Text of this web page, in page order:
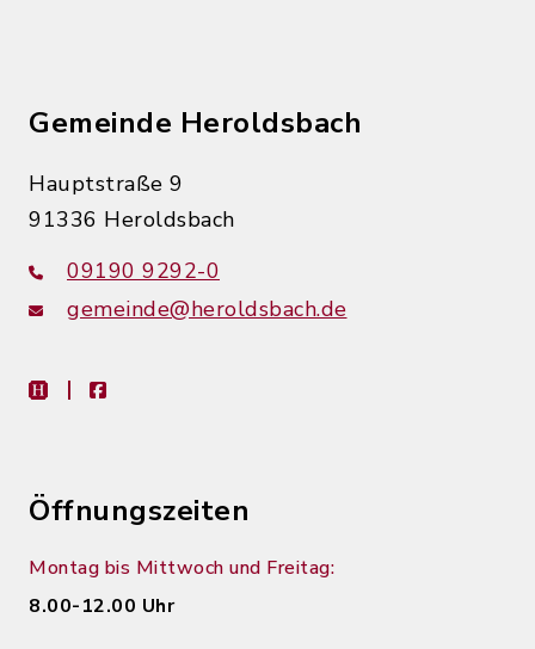
Gemeinde Heroldsbach
Hauptstraße 9
91336 Heroldsbach
09190 9292-0
gemeinde@heroldsbach.de
heimat-infofacebook
Öffnungszeiten
Montag bis Mittwoch und Freitag:
8.00-12.00 Uhr